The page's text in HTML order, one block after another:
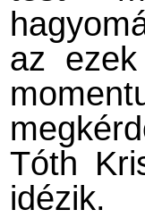
az
Tóth
idézik.